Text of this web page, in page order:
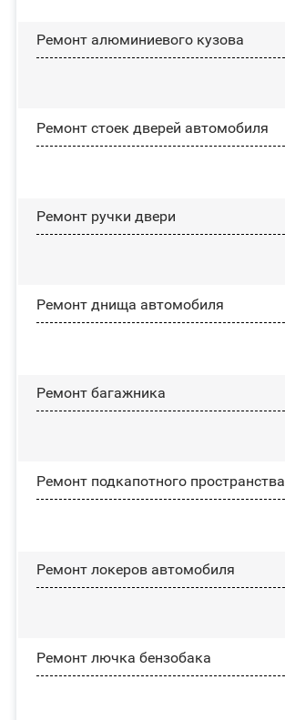
Ремонт алюминиевого кузова
Ремонт стоек дверей автомобиля
Ремонт ручки двери
Ремонт днища автомобиля
Ремонт багажника
Ремонт подкапотного пространства
Ремонт лoĸepoв автомобиля
Ремонт лючка бензобака